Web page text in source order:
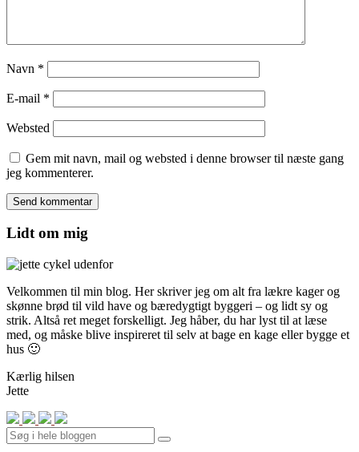
Navn *
E-mail *
Websted
Gem mit navn, mail og websted i denne browser til næste gang
jeg kommenterer.
Lidt om mig
Velkommen til min blog. Her skriver jeg om alt fra lækre kager og
skønne brød til vild have og bæredygtigt byggeri – og lidt sy og
strik. Altså ret meget forskelligt. Jeg håber, du har lyst til at læse
med, og måske blive inspireret til selv at bage en kage eller bygge et
hus 🙂
Kærlig hilsen
Jette
Search